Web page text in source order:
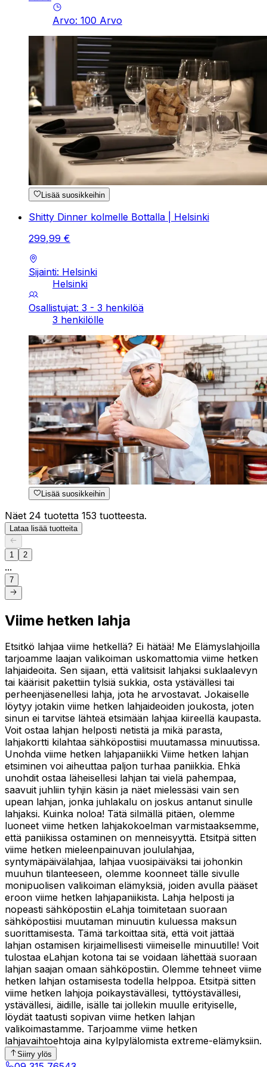
Arvo: 100 Arvo
Lisää suosikkeihin
Shitty Dinner kolmelle Bottalla | Helsinki
299,99 €
Sijainti: Helsinki
Helsinki
Osallistujat: 3 - 3 henkilöä
3 henkilölle
Lisää suosikkeihin
Näet 24 tuotetta 153 tuotteesta.
Lataa lisää tuotteita
1 2
...
7
Viime hetken lahja
Etsitkö lahjaa viime hetkellä? Ei hätää! Me Elämyslahjoilla
tarjoamme laajan valikoiman uskomattomia viime hetken
lahjaideoita. Sen sijaan, että valitsisit lahjaksi suklaalevyn
tai käärisit pakettiin tylsiä sukkia, osta ystävällesi tai
perheenjäsenellesi lahja, jota he arvostavat. Jokaiselle
löytyy jotakin viime hetken lahjaideoiden joukosta, joten
sinun ei tarvitse lähteä etsimään lahjaa kiireellä kaupasta.
Voit ostaa lahjan helposti netistä ja mikä parasta,
lahjakortti kilahtaa sähköpostiisi muutamassa minuutissa.
Unohda viime hetken lahjapaniikki Viime hetken lahjan
etsiminen voi aiheuttaa paljon turhaa paniikkia. Ehkä
unohdit ostaa läheisellesi lahjan tai vielä pahempaa,
saavuit juhliin tyhjin käsin ja näet mielessäsi vain sen
upean lahjan, jonka juhlakalu on joskus antanut sinulle
lahjaksi. Kuinka noloa! Tätä silmällä pitäen, olemme
luoneet viime hetken lahjakokoelman varmistaaksemme,
että paniikissa ostaminen on menneisyyttä. Etsitpä sitten
viime hetken mieleenpainuvan joululahjaa,
syntymäpäivälahjaa, lahjaa vuosipäiväksi tai johonkin
muuhun tilanteeseen, olemme koonneet tälle sivulle
monipuolisen valikoiman elämyksiä, joiden avulla pääset
eroon viime hetken lahjapaniikista. Lahja helposti ja
nopeasti sähköpostiin eLahja toimitetaan suoraan
sähköpostiisi muutaman minuutin kuluessa maksun
suorittamisesta. Tämä tarkoittaa sitä, että voit jättää
lahjan ostamisen kirjaimellisesti viimeiselle minuutille! Voit
tulostaa eLahjan kotona tai se voidaan lähettää suoraan
lahjan saajan omaan sähköpostiin. Olemme tehneet viime
hetken lahjan ostamisesta todella helppoa. Etsitpä sitten
viime hetken lahjoja poikaystävällesi, tyttöystävällesi,
ystävällesi, äidille, isälle tai jollekin muulle erityiselle,
löydät taatusti sopivan viime hetken lahjan
valikoimastamme. Tarjoamme viime hetken
lahjavaihtoehtoja aina kylpylälomista extreme-elämyksiin.
Siirry ylös